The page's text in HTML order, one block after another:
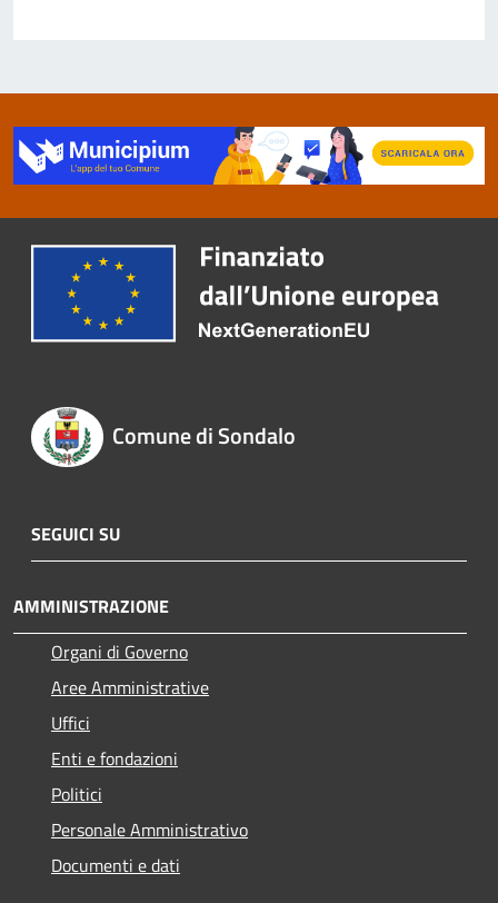
Comune di Sondalo
SEGUICI SU
AMMINISTRAZIONE
Organi di Governo
Aree Amministrative
Uffici
Enti e fondazioni
Politici
Personale Amministrativo
Documenti e dati